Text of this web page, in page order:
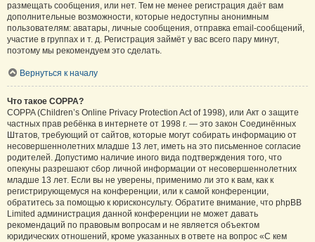
размещать сообщения, или нет. Тем не менее регистрация даёт вам
дополнительные возможности, которые недоступны анонимным
пользователям: аватары, личные сообщения, отправка email-сообщений,
участие в группах и т. д. Регистрация займёт у вас всего пару минут,
поэтому мы рекомендуем это сделать.
Вернуться к началу
Что такое COPPA?
COPPA (Children’s Online Privacy Protection Act of 1998), или Акт о защите
частных прав ребёнка в интернете от 1998 г. — это закон Соединённых
Штатов, требующий от сайтов, которые могут собирать информацию от
несовершеннолетних младше 13 лет, иметь на это письменное согласие
родителей. Допустимо наличие иного вида подтверждения того, что
опекуны разрешают сбор личной информации от несовершеннолетних
младше 13 лет. Если вы не уверены, применимо ли это к вам, как к
регистрирующемуся на конференции, или к самой конференции,
обратитесь за помощью к юрисконсульту. Обратите внимание, что phpBB
Limited администрация данной конференции не может давать
рекомендаций по правовым вопросам и не является объектом
юридических отношений, кроме указанных в ответе на вопрос «С кем